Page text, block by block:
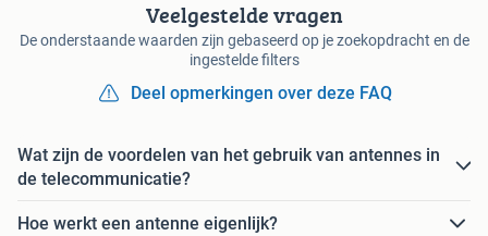
Veelgestelde vragen
De onderstaande waarden zijn gebaseerd op je zoekopdracht en de
ingestelde filters
Deel opmerkingen over deze FAQ
Wat zijn de voordelen van het gebruik van antennes in
de telecommunicatie?
Hoe werkt een antenne eigenlijk?